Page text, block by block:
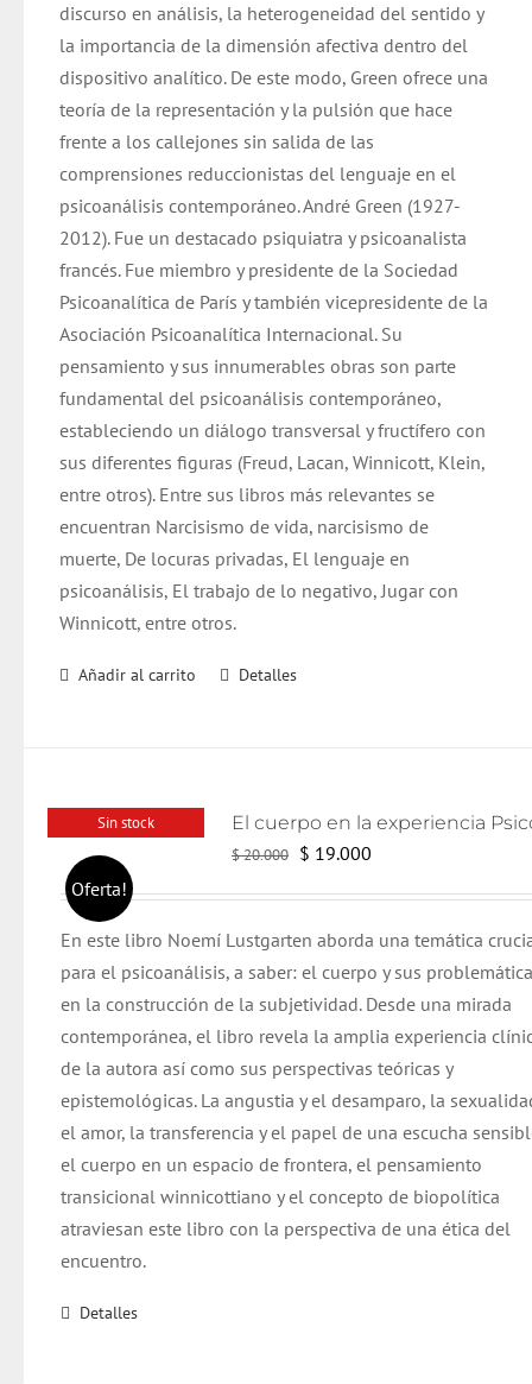
discurso en análisis, la heterogeneidad del sentido y
la importancia de la dimensión afectiva dentro del
dispositivo analítico. De este modo, Green ofrece una
teoría de la representación y la pulsión que hace
frente a los callejones sin salida de las
comprensiones reduccionistas del lenguaje en el
psicoanálisis contemporáneo. André Green (1927-
2012). Fue un destacado psiquiatra y psicoanalista
francés. Fue miembro y presidente de la Sociedad
Psicoanalítica de París y también vicepresidente de la
Asociación Psicoanalítica Internacional. Su
pensamiento y sus innumerables obras son parte
fundamental del psicoanálisis contemporáneo,
estableciendo un diálogo transversal y fructífero con
sus diferentes figuras (Freud, Lacan, Winnicott, Klein,
entre otros). Entre sus libros más relevantes se
encuentran Narcisismo de vida, narcisismo de
muerte, De locuras privadas, El lenguaje en
psicoanálisis, El trabajo de lo negativo, Jugar con
Winnicott, entre otros.
Añadir al carrito Detalles
Sin stock
Oferta!
$20.000 El
era:
$ 20.000.
$ 19.000El
es:
$ 19.000.
En este libro Noemí Lustgarten aborda una temática
para el psicoanálisis, a saber: el cuerpo y sus
en la construcción de la subjetividad. Desde una mirada
contemporánea, el libro revela la amplia experiencia
de la autora así como sus perspectivas teóricas y
epistemológicas.La angustia y el desamparo, la
el amor, la transferencia y el papel de una escucha
el cuerpo en un espacio de frontera, el pensamiento
transicional winnicottiano y el concepto de biopolítica
atraviesan este libro con la perspectiva de una ética del
encuentro.
Detalles